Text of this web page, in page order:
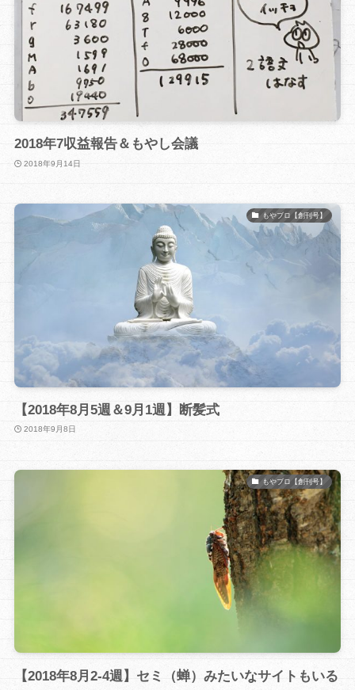
2018年7収益報告＆もやし会議
2018年9月14日
もやブロ【創刊号】
【2018年8月5週＆9月1週】断髪式
2018年9月8日
もやブロ【創刊号】
【2018年8月2-4週】セミ（蝉）みたいなサイトもいる